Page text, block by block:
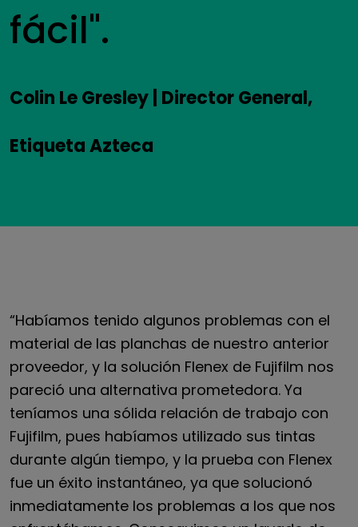
fácil".
Colin Le Gresley | Director General,
Etiqueta Azteca
“Habíamos tenido algunos problemas con el
material de las planchas de nuestro anterior
proveedor, y la solución Flenex de Fujifilm nos
pareció una alternativa prometedora. Ya
teníamos una sólida relación de trabajo con
Fujifilm, pues habíamos utilizado sus tintas
durante algún tiempo, y la prueba con Flenex
fue un éxito instantáneo, ya que solucionó
inmediatamente los problemas a los que nos